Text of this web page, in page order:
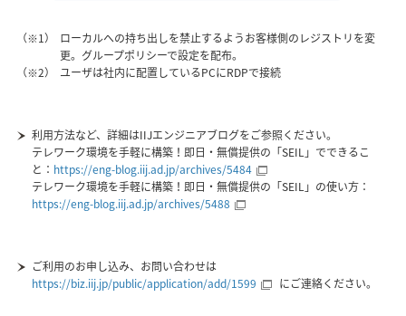
（※1）
ローカルへの持ち出しを禁止するようお客様側のレジストリを変
更。グループポリシーで設定を配布。
（※2）
ユーザは社内に配置しているPCにRDPで接続
利用方法など、詳細はIIJエンジニアブログをご参照ください。
テレワーク環境を手軽に構築！即日・無償提供の「SEIL」でできるこ
と： https://eng-blog.iij.ad.jp/archives/5484
テレワーク環境を手軽に構築！即日・無償提供の「SEIL」の使い方：
https://eng-blog.iij.ad.jp/archives/5488
ご利用のお申し込み、お問い合わせは
https://biz.iij.jp/public/application/add/1599
にご連絡ください。